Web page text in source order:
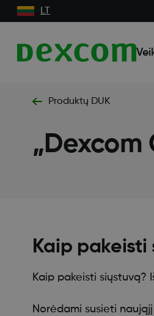
LT
Produktų DUK
Kaip pakeisti
Kaip pakeisti siųstuvą?
Norėdami susieti